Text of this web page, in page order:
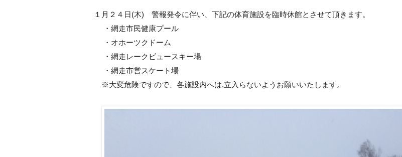
１月２４日(木) 警報発令に伴い、下記の体育施設を臨時休館とさせて頂きます。
・網走市民健康プール
・オホーツクドーム
・網走レークビュースキー場
・網走市営スケート場
※大変危険ですので、各施設内へは,立入らないようお願いいたします。